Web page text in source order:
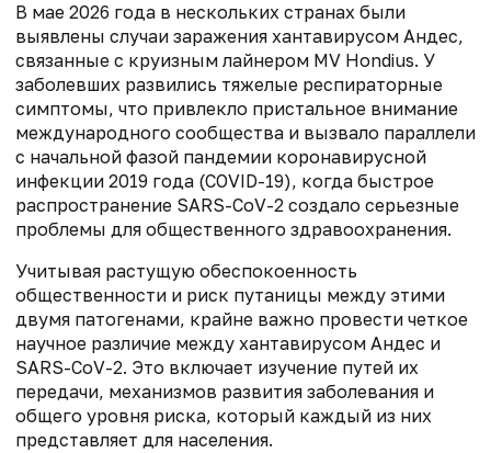
В мае 2026 года в нескольких странах были
выявлены случаи заражения хантавирусом Андес,
связанные с круизным лайнером MV Hondius. У
заболевших развились тяжелые респираторные
симптомы, что привлекло пристальное внимание
международного сообщества и вызвало параллели
с начальной фазой пандемии коронавирусной
инфекции 2019 года (COVID-19), когда быстрое
распространение SARS-CoV-2 создало серьезные
проблемы для общественного здравоохранения.
Учитывая растущую обеспокоенность
общественности и риск путаницы между этими
двумя патогенами, крайне важно провести четкое
научное различие между хантавирусом Андес и
SARS-CoV-2. Это включает изучение путей их
передачи, механизмов развития заболевания и
общего уровня риска, который каждый из них
представляет для населения.